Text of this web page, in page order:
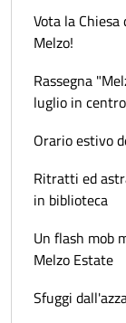
Vota la
Melzo!
Rassegna
luglio in centro
Orario estivo
Ritratti ed
in biblioteca
Un flash mob
Melzo Estate
Sfuggi